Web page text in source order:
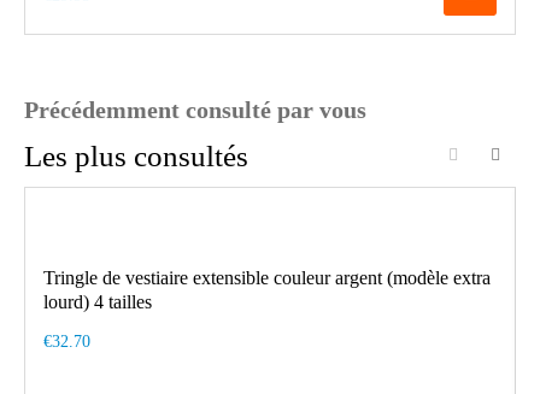
Précédemment consulté par vous
Les plus consultés
Tringle de vestiaire extensible couleur argent (modèle extra
lourd) 4 tailles
€32.70